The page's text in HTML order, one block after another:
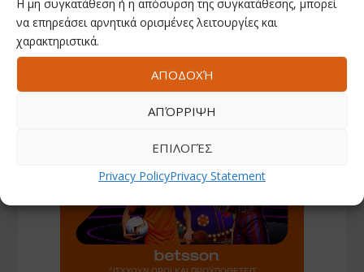
Η μη συγκατάθεση ή η απόσυρση της συγκατάθεσης, μπορεί
να επηρεάσει αρνητικά ορισμένες λειτουργίες και
χαρακτηριστικά.
ΑΠΟΔΟΧΉ
ΑΠΌΡΡΙΨΗ
ΕΠΙΛΟΓΈΣ
Privacy PolicyPrivacy Statement